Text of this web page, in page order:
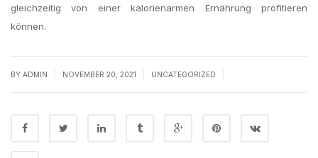
gleichzeitig von einer kalorienarmen Ernährung profitieren
können.
BY ADMIN NOVEMBER 20, 2021 UNCATEGORIZED